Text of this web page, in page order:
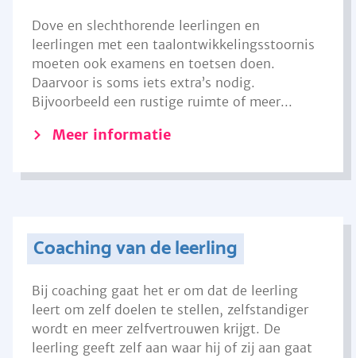
Dove en slechthorende leerlingen en
leerlingen met een taalontwikkelingsstoornis
moeten ook examens en toetsen doen.
Daarvoor is soms iets extra’s nodig.
Bijvoorbeeld een rustige ruimte of meer...
Meer informatie
Coaching van de leerling
Bij coaching gaat het er om dat de leerling
leert om zelf doelen te stellen, zelfstandiger
wordt en meer zelfvertrouwen krijgt. De
leerling geeft zelf aan waar hij of zij aan gaat